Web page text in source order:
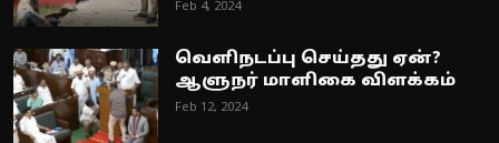
Feb 4, 2024
வெளிநடப்பு செய்தது ஏன்?
ஆளுநர் மாளிகை விளக்கம்
Feb 12, 2024